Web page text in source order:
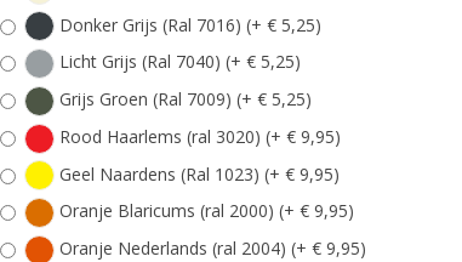
Donker Grijs (Ral 7016) (+ € 5,25)
Licht Grijs (Ral 7040) (+ € 5,25)
Grijs Groen (Ral 7009) (+ € 5,25)
Rood Haarlems (ral 3020) (+ € 9,95)
Geel Naardens (Ral 1023) (+ € 9,95)
Oranje Blaricums (ral 2000) (+ € 9,95)
Oranje Nederlands (ral 2004) (+ € 9,95)